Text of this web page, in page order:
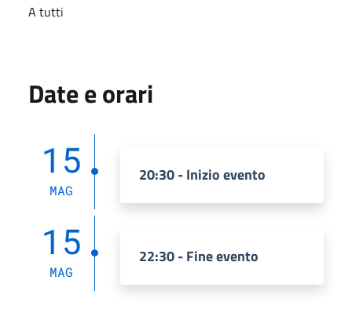
A tutti
Date e orari
15
MAG
20:30 - Inizio evento
15
MAG
22:30 - Fine evento